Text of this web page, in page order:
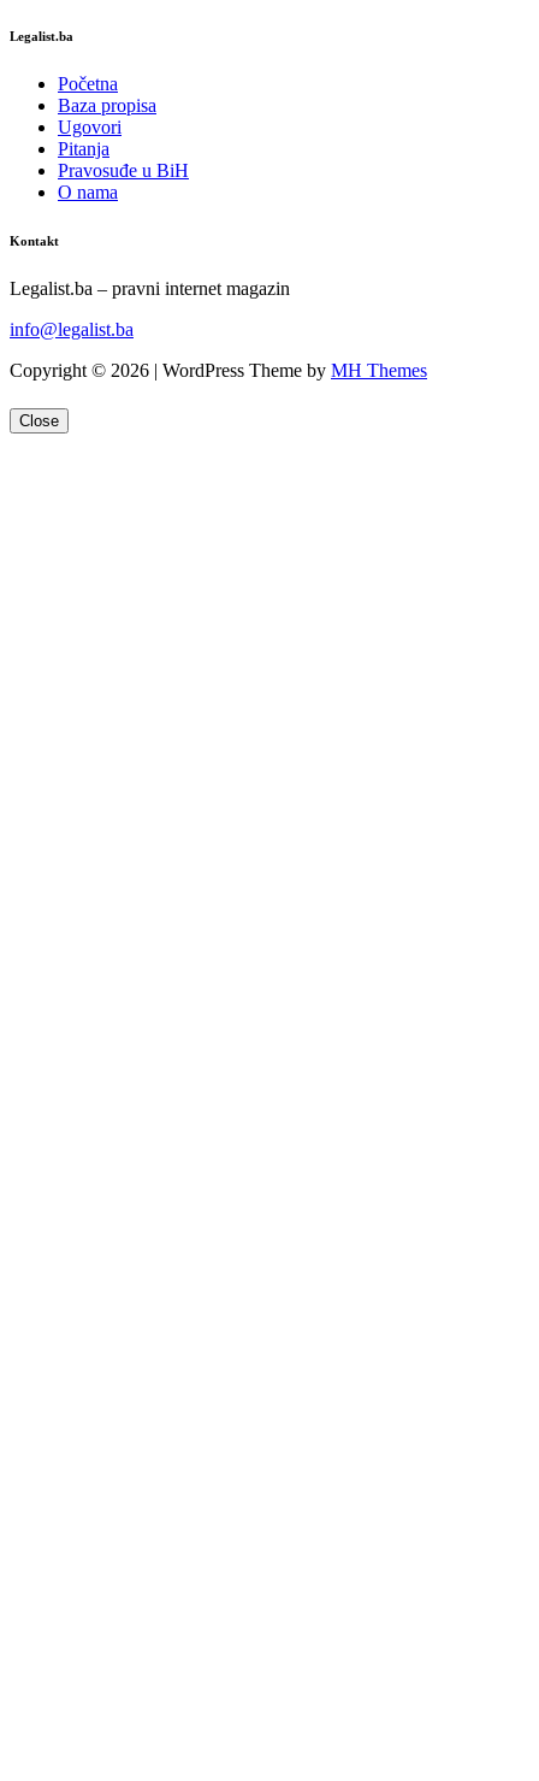
Legalist.ba
Početna
Baza propisa
Ugovori
Pitanja
Pravosuđe u BiH
O nama
Kontakt
Legalist.ba – pravni internet magazin
info@legalist.ba
Copyright © 2026 | WordPress Theme by MH Themes
Close